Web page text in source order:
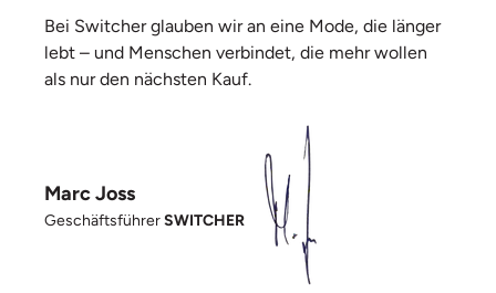
Bei Switcher glauben wir an eine Mode, die länger
lebt – und Menschen verbindet, die mehr wollen
als nur den nächsten Kauf.
Marc Joss
GeschäftsführerSWITCHER